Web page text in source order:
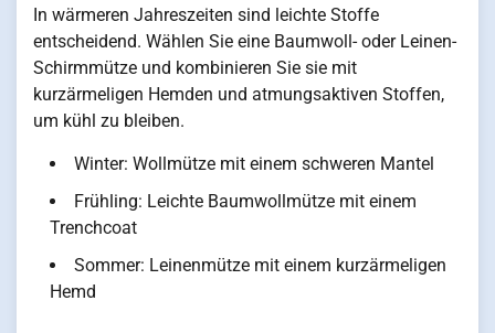
In wärmeren Jahreszeiten sind leichte Stoffe
entscheidend. Wählen Sie eine Baumwoll- oder Leinen-
Schirmmütze und kombinieren Sie sie mit
kurzärmeligen Hemden und atmungsaktiven Stoffen,
um kühl zu bleiben.
Winter: Wollmütze mit einem schweren Mantel
Frühling: Leichte Baumwollmütze mit einem
Trenchcoat
Sommer: Leinenmütze mit einem kurzärmeligen
Hemd